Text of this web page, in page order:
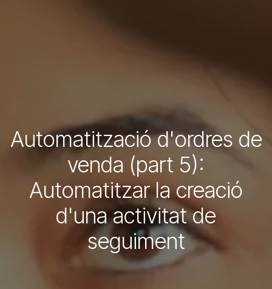
Automatització d'ordres de
venda (part 5):
Automatitzar la creació
d'una activitat de
seguiment